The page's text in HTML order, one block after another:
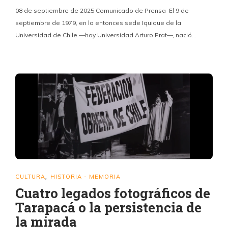
08 de septiembre de 2025 Comunicado de Prensa El 9 de
septiembre de 1979, en la entonces sede Iquique de la
Universidad de Chile —hoy Universidad Arturo Prat—, nació…
CULTURA, HISTORIA - MEMORIA
Cuatro legados fotográficos de
Tarapacá o la persistencia de
la mirada